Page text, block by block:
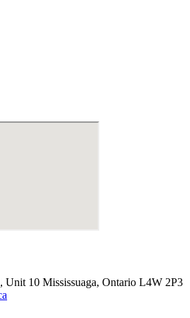
Unit 10 Mississuaga, Ontario L4W 2P3